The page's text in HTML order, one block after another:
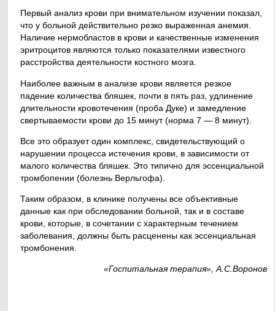
Первый анализ крови при внимательном изучении показал,
что у больной действительно резко выраженная анемия.
Наличие нермобластов в крови и качественные изменения
эритроцитов являются только показателями известного
расстройства деятельности костного мозга.
Наиболее важным в анализе крови является резкое
падение количества бляшек, почти в пять раз, удлинение
длительности кровотечения (проба Дуке) и замедление
свертываемости крови до 15 минут (норма 7 — 8 минут).
Все это образует один комплекс, свидетельствующий о
нарушении процесса истечения крови, в зависимости от
малого количества бляшек. Это типично для эссенциальной
тромбопении (болезнь Верльгофа).
Таким образом, в клинике получены все объективные
данные как при обследовании больной, так и в составе
крови, которые, в сочетании с характерным течением
заболевания, должны быть расценены как эссенциальная
тромбонения.
«Госпитальная терапия», А.С.Воронов